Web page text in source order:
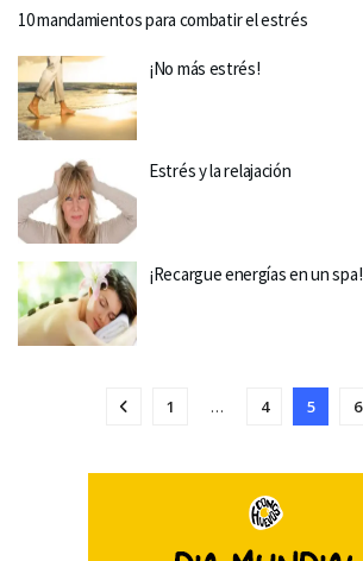
10 mandamientos para combatir el estrés
¡No más estrés!
Estrés y la relajación
¡Recargue energías en un spa!
1 … 4 5 6